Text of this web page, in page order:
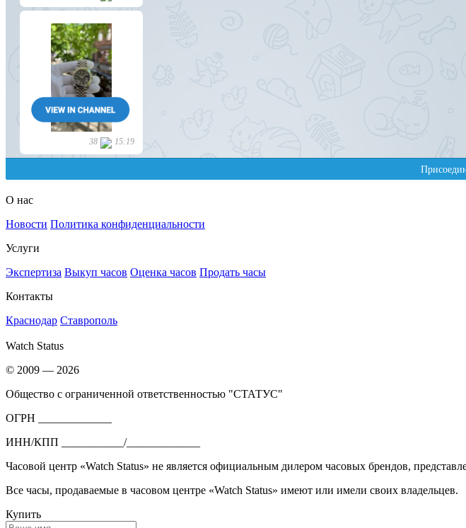
О нас
Новости Политика конфиденциальности
Услуги
Экспертиза Выкуп часов Оценка часов Продать часы
Контакты
Краснодар Ставрополь
Watch Status
© 2009 — 2026
Общество с ограниченной ответственностью "СТАТУС"
ОГРН _____________
ИНН/КПП ___________/_____________
Часовой центр «Watch Status» не является официальным дилером часовых брендов,
Все часы, продаваемые в часовом центре «Watch Status» имеют или имели своих владельцев.
Купить